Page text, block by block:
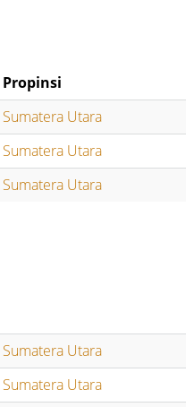
Propinsi
Sumatera Utara
Sumatera Utara
Sumatera Utara
Sumatera Utara
Sumatera Utara